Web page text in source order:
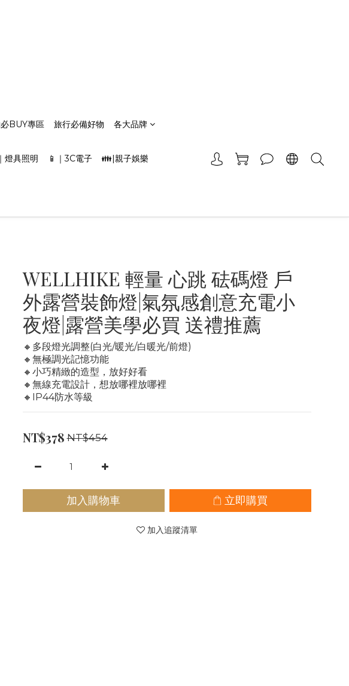
BUY專區 旅行必備好物 各大品牌
燈具照明 📱｜3C電子 👪|親子娛樂
WELLHIKE 輕量 心跳 砝碼燈 戶
外露營裝飾燈|氣氛感創意充電小
夜燈|露營美學必買 送禮推薦
🔸多段燈光調整(白光/暖光/白暖光/前燈)
🔸無極調光記憶功能
🔸小巧精緻的造型，放好好看
🔸無線充電設計，想放哪裡放哪裡
🔸IP44防水等級
NT$378 NT$454
加入購物車 立即購買
加入追蹤清單